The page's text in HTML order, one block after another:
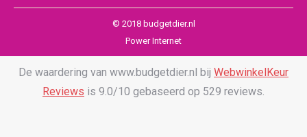
© 2018 budgetdier.nl
Power Internet
De waardering van www.budgetdier.nl bij WebwinkelKeur
Reviews is 9.0/10 gebaseerd op 529 reviews.